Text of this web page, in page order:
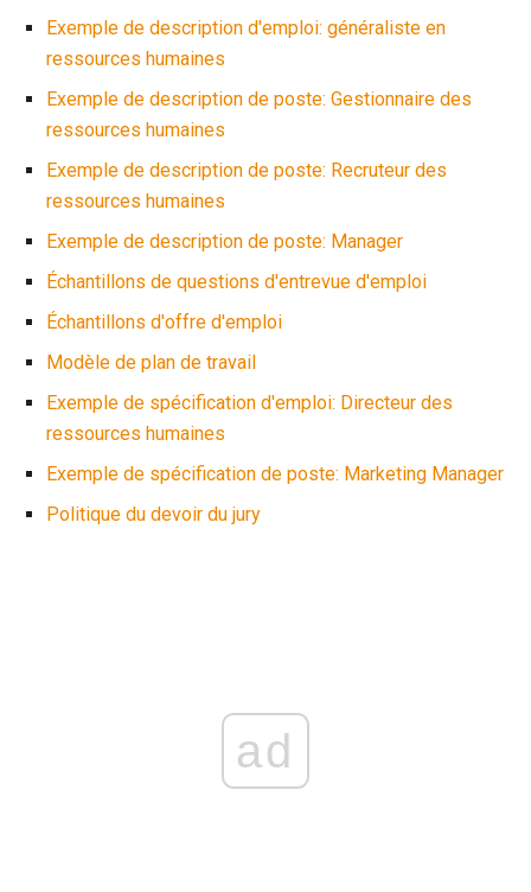
Exemple de description d'emploi: généraliste en
ressources humaines
Exemple de description de poste: Gestionnaire des
ressources humaines
Exemple de description de poste: Recruteur des
ressources humaines
Exemple de description de poste: Manager
Échantillons de questions d'entrevue d'emploi
Échantillons d'offre d'emploi
Modèle de plan de travail
Exemple de spécification d'emploi: Directeur des
ressources humaines
Exemple de spécification de poste: Marketing Manager
Politique du devoir du jury
ad